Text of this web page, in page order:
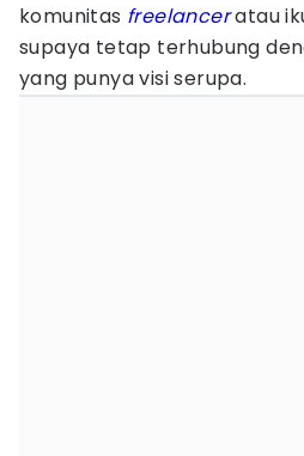
komunitas freelanceratau
supaya tetap terhubung
yang punya visi serupa.